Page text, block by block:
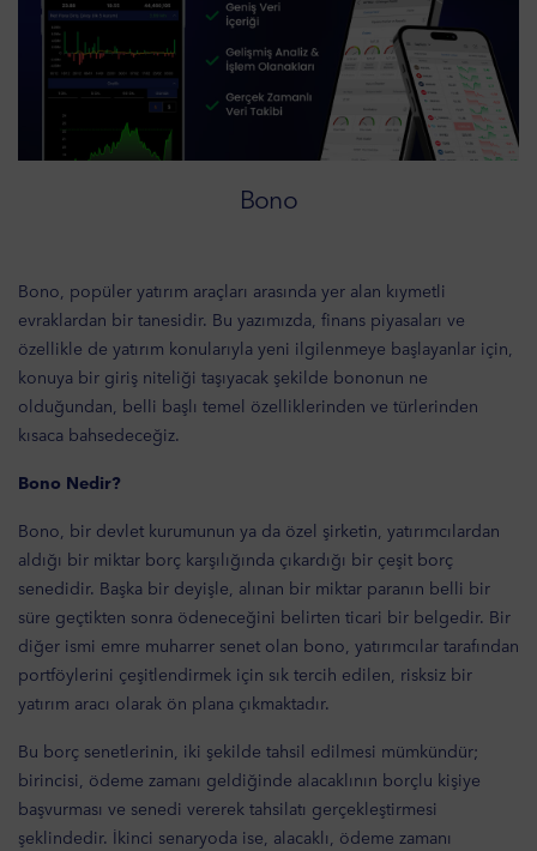
Bono
Bono, popüler yatırım araçları arasında yer alan kıymetli
evraklardan bir tanesidir. Bu yazımızda, finans piyasaları ve
özellikle de yatırım konularıyla yeni ilgilenmeye başlayanlar için,
konuya bir giriş niteliği taşıyacak şekilde bononun ne
olduğundan, belli başlı temel özelliklerinden ve türlerinden
kısaca bahsedeceğiz.
Bono Nedir?
Bono, bir devlet kurumunun ya da özel şirketin, yatırımcılardan
aldığı bir miktar borç karşılığında çıkardığı bir çeşit borç
senedidir. Başka bir deyişle, alınan bir miktar paranın belli bir
süre geçtikten sonra ödeneceğini belirten ticari bir belgedir. Bir
diğer ismi emre muharrer senet olan bono, yatırımcılar tarafından
portföylerini çeşitlendirmek için sık tercih edilen, risksiz bir
yatırım aracı olarak ön plana çıkmaktadır.
Bu borç senetlerinin, iki şekilde tahsil edilmesi mümkündür;
birincisi, ödeme zamanı geldiğinde alacaklının borçlu kişiye
başvurması ve senedi vererek tahsilatı gerçekleştirmesi
şeklindedir. İkinci senaryoda ise, alacaklı, ödeme zamanı